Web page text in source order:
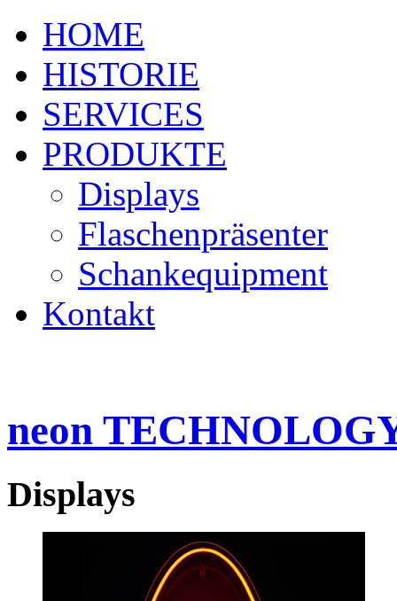
HOME
HISTORIE
SERVICES
PRODUKTE
Displays
Flaschenpräsenter
Schankequipment
Kontakt
neon
Displays